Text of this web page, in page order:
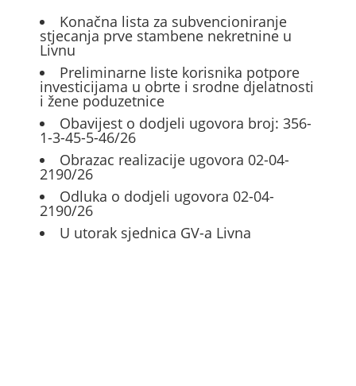
Konačna lista za subvencioniranje
stjecanja prve stambene nekretnine u
Livnu
Preliminarne liste korisnika potpore
investicijama u obrte i srodne djelatnosti
i žene poduzetnice
Obavijest o dodjeli ugovora broj: 356-
1-3-45-5-46/26
Obrazac realizacije ugovora 02-04-
2190/26
Odluka o dodjeli ugovora 02-04-
2190/26
U utorak sjednica GV-a Livna